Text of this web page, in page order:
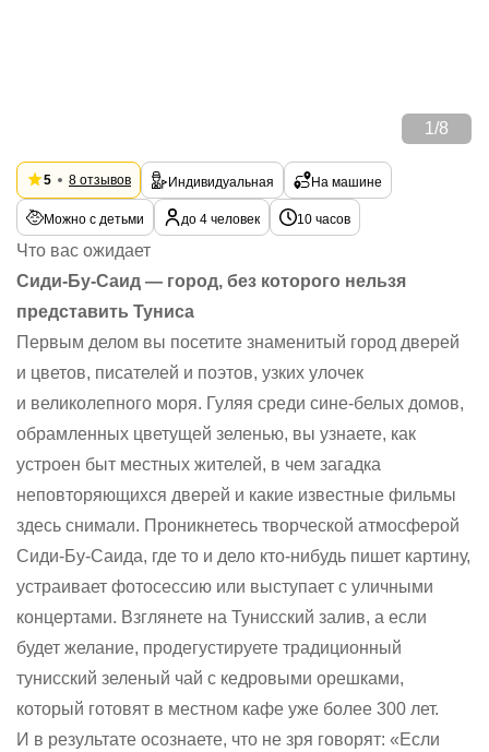
1 /8
5 8 отзывов Индивидуальная На машине
Можно с детьми до 4 человек 10 часов
Что вас ожидает
Сиди-Бу-Саид — город, без которого нельзя
представить Туниса
Первым делом вы посетите знаменитый город дверей
и цветов, писателей и поэтов, узких улочек
и великолепного моря. Гуляя среди сине-белых домов,
обрамленных цветущей зеленью, вы узнаете, как
устроен быт местных жителей, в чем загадка
неповторяющихся дверей и какие известные фильмы
здесь снимали. Проникнетесь творческой атмосферой
Сиди-Бу-Саида, где то и дело кто-нибудь пишет картину,
устраивает фотосессию или выступает с уличными
концертами. Взглянете на Тунисский залив, а если
будет желание, продегустируете традиционный
тунисский зеленый чай с кедровыми орешками,
который готовят в местном кафе уже более 300 лет.
И в результате осознаете, что не зря говорят: «Если